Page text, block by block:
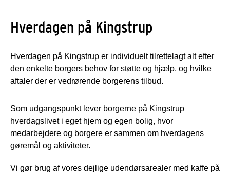
Hverdagen på Kingstrup
Hverdagen på Kingstrup er individuelt tilrettelagt alt efter
den enkelte borgers behov for støtte og hjælp, og hvilke
aftaler der er vedrørende borgerens tilbud.
Som udgangspunkt lever borgerne på Kingstrup
hverdagslivet i eget hjem og egen bolig, hvor
medarbejdere og borgere er sammen om hverdagens
gøremål og aktiviteter.
Vi gør brug af vores dejlige udendørsarealer med kaffe på